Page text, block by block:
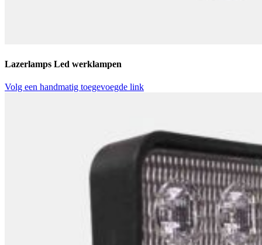
Lazerlamps Led werklampen
Volg een handmatig toegevoegde link